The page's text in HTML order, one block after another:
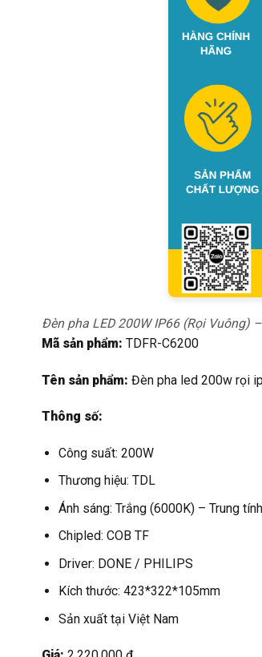
Đèn pha LED 200W IP66 (Rọi Vuông)
Mã sản phẩm: TDFR-C6200
Tên sản phẩm: Đèn pha led 200w rọi
Thông số:
Công suất: 200W
Thương hiệu: TDL
Ánh sáng: Trắng (6000K) – Trung
Chipled: COB TF
Driver: DONE / PHILIPS
Kích thước: 423*322*105mm
Sản xuất tại Việt Nam